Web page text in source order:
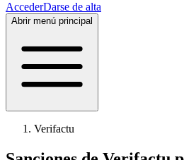
AccederDarse de alta
Abrir menú principal
Verifactu